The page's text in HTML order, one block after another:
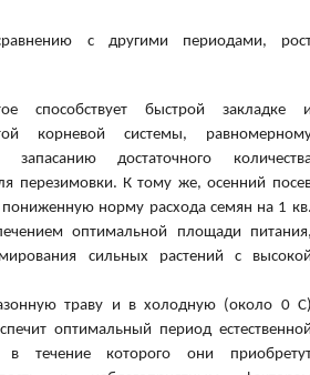
с другими периодами,
способствует быстрой закладке
корневой системы,
запасанию достаточного
перезимовки. К тому же, осенний
пониженную норму расхода семян на 1
оптимальной площади
сильных растений с
траву и в холодную (около 0
оптимальный период
в течение которого они